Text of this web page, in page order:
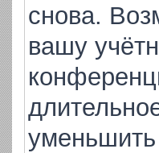
снова.
вашу